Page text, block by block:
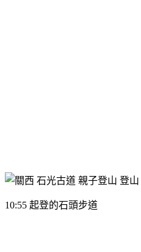
10:55 起登的石頭步道